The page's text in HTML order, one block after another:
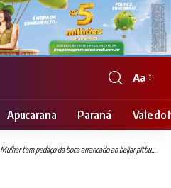
Font
Resizer
Aa
Apucarana Paraná Vale do
Mulher tem pedaço da boca arrancado ao beijar pitbull; veja o vídeo